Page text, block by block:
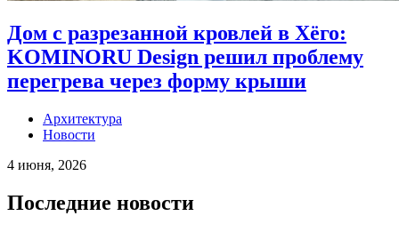
Дом с разрезанной кровлей в Хёго:
KOMINORU Design решил проблему
перегрева через форму крыши
Архитектура
Новости
4 июня, 2026
Последние новости